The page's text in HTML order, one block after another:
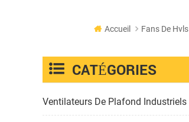
Accueil Fans De Hvls
CATÉGORIES
Ventilateurs De Plafond Industriels